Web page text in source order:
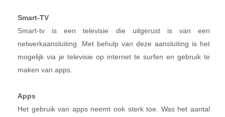
Smart-TV
Smart-tv is een televisie die uitgerust is van een
netwerkaansluiting. Met behulp van deze aansluiting is het
mogelijk via je televisie op internet te surfen en gebruik te
maken van apps.
Apps
Het gebruik van apps neemt ook sterk toe. Was het aantal